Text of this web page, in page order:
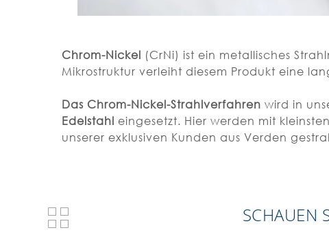
Chrom-Nickel (CrNi) ist ein metallisches
Mikrostruktur verleiht diesem Produkt eine
Das Chrom-Nickel-Strahlverfahren wird in
Edelstahl eingesetzt. Hier werden mit
unserer exklusiven Kunden aus Verden
SCHAUEN